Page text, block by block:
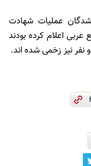
شدگان عملیات شهادت
منابع عربی اعلام کرده بودند
نیز زخمی شده اند.